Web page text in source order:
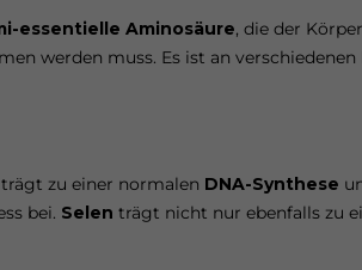
essentielle Aminosäure, die der
werden muss. Es ist an
trägt zu einer normalen DNA-Synthese
bei. Selen trägt nicht nur ebenfalls zu